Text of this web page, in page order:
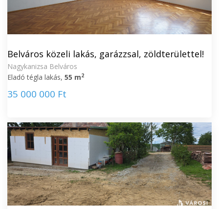
Belváros közeli lakás, garázzsal, zöldterülettel!
Nagykanizsa Belváros
Eladó tégla lakás, 55 m2
35 000 000 Ft